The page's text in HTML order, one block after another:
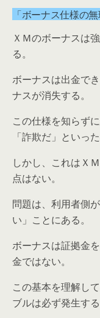
「ボーナス仕様の
ＸＭのボーナスは
る。
ボーナスは出金で
ナスが消失する。
この仕様を知らず
「詐欺だ」といっ
しかし、これはＸ
点はない。
問題は、利用者側
い」ことにある。
ボーナスは証拠金
金ではない。
この基本を理解し
ブルは必ず発生する